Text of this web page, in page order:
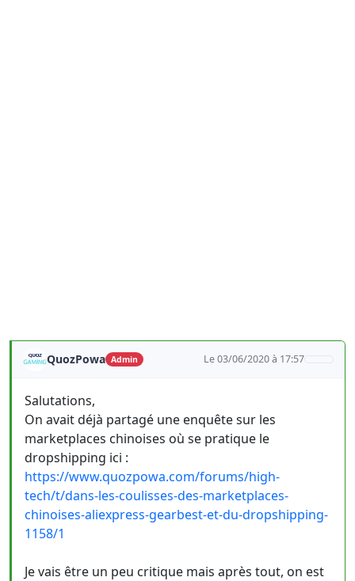
QuozPowa Admin Le 03/06/2020 à 17:57
Salutations,
On avait déjà partagé une enquête sur les
marketplaces chinoises où se pratique le
dropshipping ici :
https://www.quozpowa.com/forums/high-
tech/t/dans-les-coulisses-des-marketplaces-
chinoises-aliexpress-gearbest-et-du-dropshipping-
1158/1
Je vais être un peu critique mais après tout, on est